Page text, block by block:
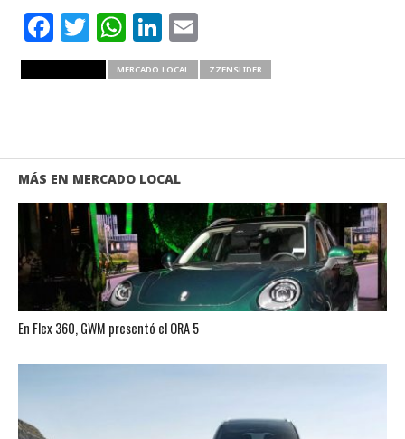
Facebook
Twitter
WhatsApp
LinkedIn
Email
MERCADO LOCAL ZZENSLIDER
MÁS EN MERCADO LOCAL
En Flex 360, GWM presentó el ORA 5